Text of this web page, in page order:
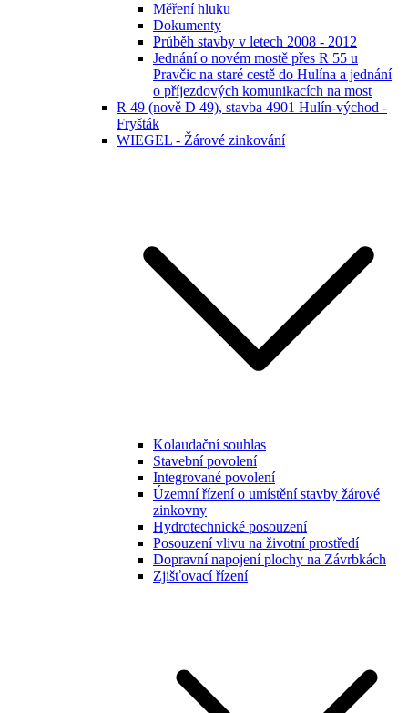
Měření hluku
Dokumenty
Průběh stavby v letech 2008 - 2012
Jednání o novém mostě přes R 55 u
Pravčic na staré cestě do Hulína a jednání
o příjezdových komunikacích na most
R 49 (nově D 49), stavba 4901 Hulín-východ -
Fryšták
WIEGEL - Žárové zinkování
Kolaudační souhlas
Stavební povolení
Integrované povolení
Územní řízení o umístění stavby žárové
zinkovny
Hydrotechnické posouzení
Posouzení vlivu na životní prostředí
Dopravní napojení plochy na Závrbkách
Zjišťovací řízení